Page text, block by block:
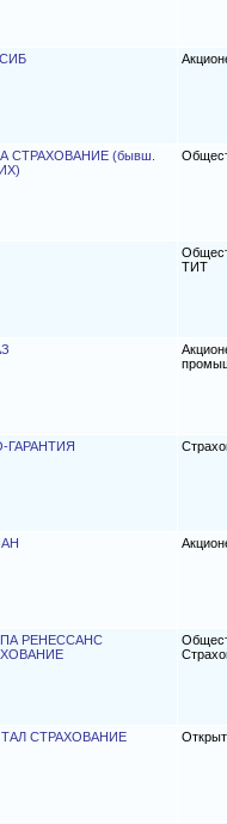
СТРАХОВАНИЕ (бывш.
ТИТ
ГАРАНТИЯ
РЕНЕССАНС
СТРАХОВАНИЕ